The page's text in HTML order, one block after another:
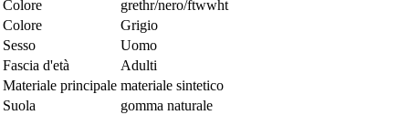
Colore
grethr/nero/ftwwht
Colore
Grigio
Sesso
Uomo
Fascia d'età
Adulti
Materiale principale materiale sintetico
Suola
gomma naturale